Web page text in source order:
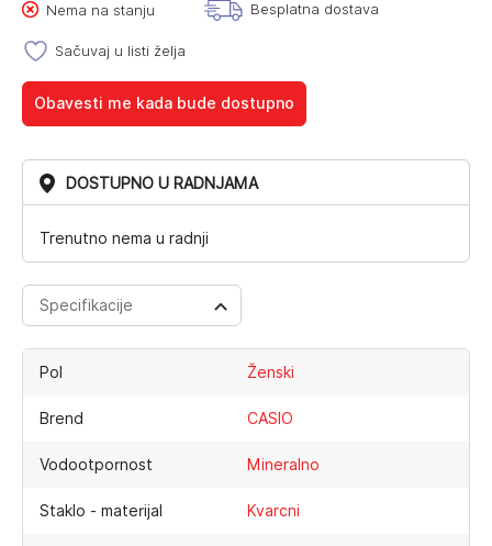
Nema na stanju Besplatna dostava
Sačuvaj u listi želja
Obavesti me kada bude dostupno
DOSTUPNO U RADNJAMA
Trenutno nema u radnji
Specifikacije
Pol Ženski
Brend CASIO
Vodootpornost Mineralno
Staklo - materijal Kvarcni